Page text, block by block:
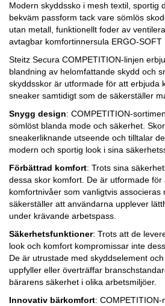
Modern skyddssko i mesh textil, sportig
bekväm passform tack vare sömlös
utan metall, funktionellt foder av
avtagbar komfortinnersula ERGO-SOFT
Steitz Secura COMPETITION-linjen
blandning av helomfattande skydd och
skyddsskor är utformade för att erbjuda
sneaker samtidigt som de säkerställer
Snygg design: COMPETITION-
sömlöst blanda mode och säkerhet.
sneakerliknande utseende och tilltalar
modern och sportig look i sina
Förbättrad komfort: Trots sina
dessa skor komfort. De är utformade för
komfortnivåer som vanligtvis associeras
säkerställer att användarna upplever
under krävande arbetspass.
Säkerhetsfunktioner: Trots att de
look och komfort kompromissar inte
De är utrustade med skyddselement
uppfyller eller överträffar
bärarens säkerhet i olika arbetsmiljöer.
Innovativ bärkomfort: